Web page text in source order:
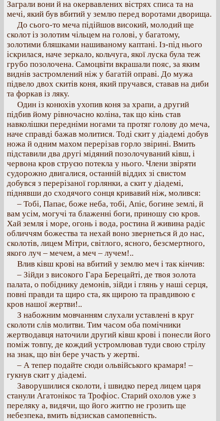
Заграли вони й на окервавлених вістрях списа та на
мечі, який був вбитий у землю перед воротами дворища.
До сього-то меча підійшов високий, молодий ще
сколот із золотим чільцем на голові, у багатому,
золотими бляшками нашиваному каптані. Із-під нього
іскрилася, наче зеркало, кольчуга, якої луска була теж
грубо позолочена. Самоцвіти вкрашали пояс, за яким
виднів застромлений ніж у багатій оправі. До мужа
підвело двох скитів коня, який пручався, ставав на диби
та форкав із ляку.
Один із конюхів ухопив коня за храпи, а другий
підбив йому рівночасно коліна, так що кінь став
навколішки передніми ногами та протяг голову до меча,
наче справді бажав молитися. Тоді скит у діадемі добув
ножа й одним махом перерізав горло звірині. Вмить
підставили два другі мідяний позолочуваний ківш, і
червона кров струєю потекла у нього. Члени звіряти
судорожно двигалися, останній віддих зі свистом
добувся з перерізаної горлянки, а скит у діадемі,
піднявши до сходячого сонця кривавий ніж, молився:
– Тобі, Папає, боже неба, тобі, Апіє, богине землі, й
вам усім, могучі та блаженні боги, приношу сю кров.
Хай земля і море, огонь і вода, ростина й живина радіє
обличчям божества та нехай воно звернеться й до нас,
сколотів, лицем Мітри, світлого, ясного, безсмертного,
якого луч – мечем, а меч – лучем!..
Влив ківш крові на вбитий у землю меч і так кінчив:
– Зійди з високого Гара Берецайті, де твоя золота
палата, о побіднику демонів, зійди і глянь у наші серця,
повні правди та щиро ста, як щирою та правдивою є
кров нашої жертви!..
З набожним мовчанням слухали уставлені в круг
сколоти слів молитви. Тим часом оба помічники
жертводавця наточили другий ківш крові і понесли його
поміж товпу, де кождий устромлював туди свою стрілу
на знак, що він бере участь у жертві.
– А тепер подайте сюди ольвійського крамаря! –
гукнув скит у діадемі.
Заворушилися сколоти, і швидко перед лицем царя
станули Агатонікос та Трофіос. Старий охолов уже з
переляку а, видячи, що його життю не грозить ще
небезпека, вмить відзискав самопевність.